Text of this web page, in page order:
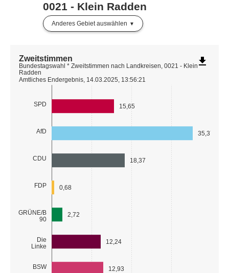
0021 - Klein Radden
Anderes Gebiet auswählen
SPD
AfD
CDU
FDP
GRÜNE/B
90
Die
Linke
BSW
15,65
35,37
18,37
0,68
2,72
12,24
12,93
Zweitstimmen
Bundestagswahl * Zweitstimmen nach Landkreisen, 0021 - Klein
Radden
Amtliches Endergebnis, 14.03.2025, 13:56:21
file_download